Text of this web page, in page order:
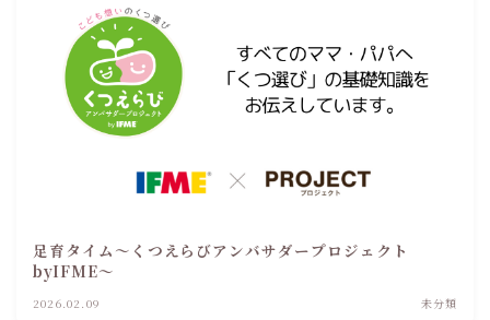
足育タイム～くつえらびアンバサダープロジェクト
byIFME～
2026.02.09 未分類